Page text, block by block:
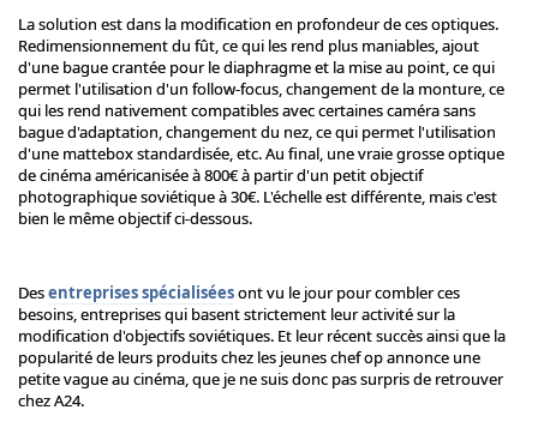
La solution est dans la modification en profondeur de ces optiques.
Redimensionnement du fût, ce qui les rend plus maniables, ajout
d'une bague crantée pour le diaphragme et la mise au point, ce qui
permet l'utilisation d'un follow-focus, changement de la monture, ce
qui les rend nativement compatibles avec certaines caméra sans
bague d'adaptation, changement du nez, ce qui permet l'utilisation
d'une mattebox standardisée, etc. Au final, une vraie grosse optique
de cinéma américanisée à 800€ à partir d'un petit objectif
photographique soviétique à 30€. L'échelle est différente, mais c'est
bien le même objectif ci-dessous.
Desentreprises spécialiséesont vu le jour pour combler ces
besoins, entreprises qui basent strictement leur activité sur la
modification d'objectifs soviétiques. Et leur récent succès ainsi que la
popularité de leurs produits chez les jeunes chef op annonce une
petite vague au cinéma, que je ne suis donc pas surpris de retrouver
chez A24.